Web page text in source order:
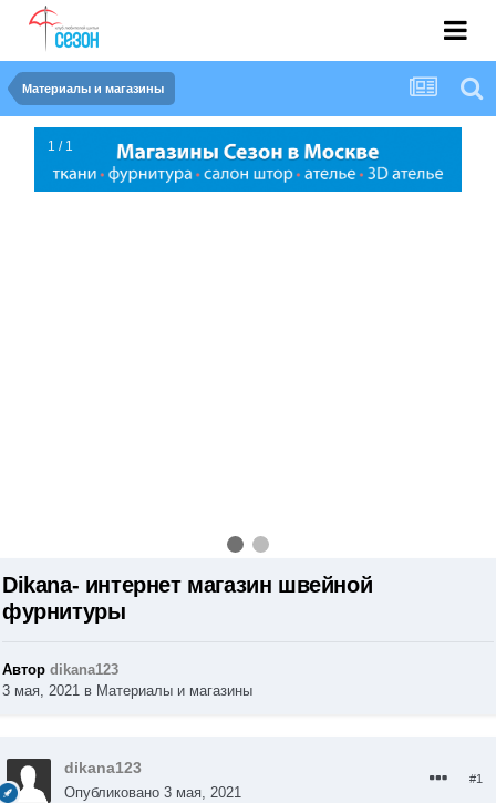
Материалы и магазины
1 / 1
Dikana- интернет магазин швейной
фурнитуры
Автор dikana123
3 мая, 2021 в Материалы и магазины
dikana123
Опубликовано 3 мая, 2021
#1